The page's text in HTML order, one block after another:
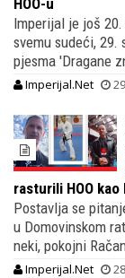
Imperijal je još
svemu sudeći, 29.
pjesma 'Dragane
Imperijal.Net
rasturili HOO kao
Postavlja se
u Domovinskom
neki, pokojni
Imperijal.Net